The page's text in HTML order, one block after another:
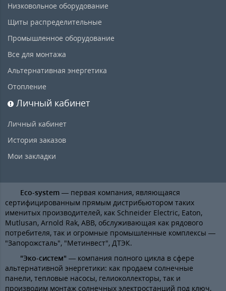
Низковольное оборудование
Щиты распределительные
Промышленное оборудование
Все для монтажа
Альтернативная энергетика
Отопление
Личный кабинет
Личный кабинет
История заказов
Мои закладки
Eco-system — первая компания, являющаяся
сертифицированным прямым дистрибьютором таких
именитых производителей, как Schneider Electric, Eaton,
Mutlusan, Arnold Rak, ABB, обслуживающая как рядового
потребителя, так и огромные промышленные комплексы —
"Запорожсталь", "Метинвест", ДТЭК.
"Эко-систем" — компания полного цикла в сфере
альтернативной энергетики: как продаем солнечные
панели, тепловые насосы, гелиоколлекторы, так и
производим монтаж солнечных электростанций под ключ,